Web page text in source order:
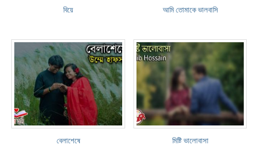
বিয়ে আমি তোমাকে ভালবাসি
বেলাশেষে মিষ্টি ভালোবাসা